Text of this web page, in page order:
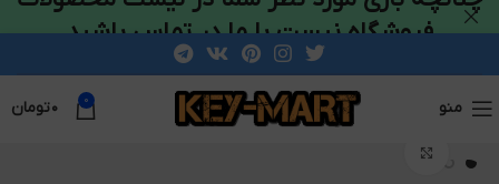
منو 0 ۰تومان
فروشگاه نیست با ما در تماس باشید